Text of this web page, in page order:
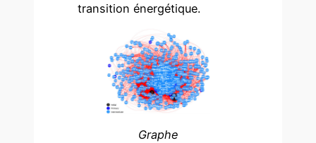
transition énergétique.
Graphe